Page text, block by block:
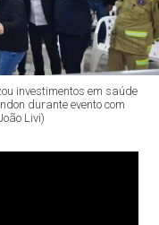
investimentos em saúde
durante evento com
Livi)